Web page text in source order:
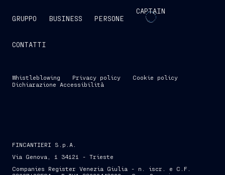
GRUPPO BUSINESS PERSONE
CAPTAIN
CONTATTI
Whistleblowing Privacy policy
Cookie policy
Dichiarazione Accessibilità
FINCANTIERI S.p.A.
Via Genova, 1 34121 - Trieste
Companies Register Venezia Giulia - n. iscr. e C.F.